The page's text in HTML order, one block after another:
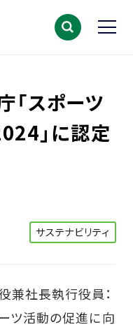
「スポーツ
」に認定
サステナビリティ
兼社長執行役員：
ツ活動の促進に向